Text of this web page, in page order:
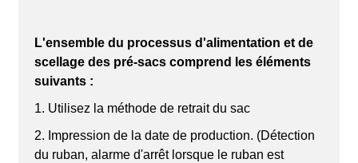
L'ensemble du processus d'alimentation et de
scellage des pré-sacs comprend les éléments
suivants :
1. Utilisez la méthode de retrait du sac
2. Impression de la date de production. (Détection
du ruban, alarme d'arrêt lorsque le ruban est